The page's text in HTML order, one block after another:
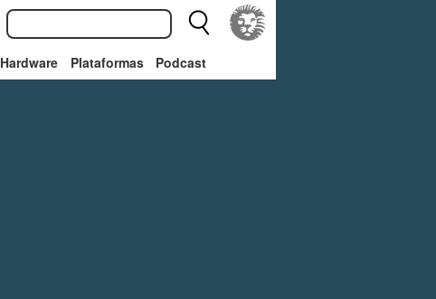
Hardware Plataformas Podcast